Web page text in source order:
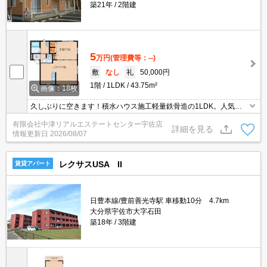
築21年
2階建
画像：18枚
5万円(管理費等：--)
敷
なし 礼
50,000円
1階
1LDK 43.75m²
久しぶりに空きます！積水ハウス施工軽量鉄骨造の1LDK。人気の
対面キッチ♪窓が多くて明るい室内！
有限会社中津リアルエステートセンター宇佐店
情報更新日 2026/08/07
詳細を見る
賃貸アパート レクサスUSA II
日豊本線/豊前善光寺駅 車移動10分 4.7km
大分県宇佐市大字石田
築18年
3階建